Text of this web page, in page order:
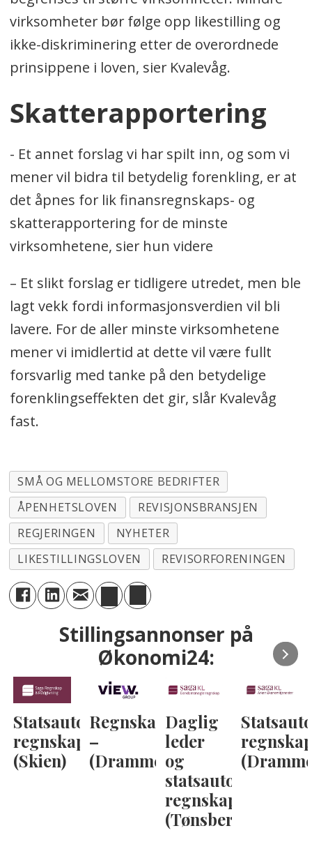
virksomheter bør følge opp likestilling og
ikke-diskriminering etter de overordnede
prinsippene i loven, sier Kvalevåg.
Skatterapportering
- Et annet forslag vi har spilt inn, og som vi
mener vil bidra til betydelig forenkling, er at
det åpnes for lik finansregnskaps- og
skatterapportering for de minste
virksomhetene, sier hun videre
– Et slikt forslag er tidligere utredet, men ble
lagt vekk fordi informasjonsverdien vil bli
lavere. For de aller minste virksomhetene
mener vi imidlertid at dette vil være fullt
forsvarlig med tanke på den betydelige
forenklingseffekten det gir, slår Kvalevåg
fast.
SMÅ OG MELLOMSTORE BEDRIFTER
ÅPENHETSLOVEN
REVISJONSBRANSJEN
REGJERINGEN
NYHETER
LIKESTILLINGSLOVEN
REVISORFORENINGEN
Stillingsannonser på
Økonomi24:
Statsautorisert
regnskapsfører
(Skien)
Regnskapskonsulent
–
(Drammen)
Daglig
leder
og
statsautorisert
regnskapsfører
(Tønsberg)